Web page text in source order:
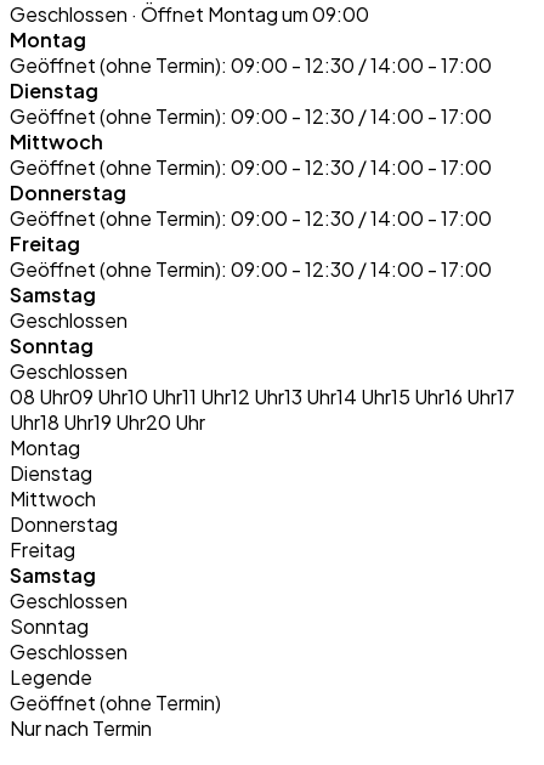
Geschlossen · Öffnet Montag um 09:00
Montag
Geöffnet (ohne Termin): 09:00 - 12:30 / 14:00 - 17:00
Dienstag
Geöffnet (ohne Termin): 09:00 - 12:30 / 14:00 - 17:00
Mittwoch
Geöffnet (ohne Termin): 09:00 - 12:30 / 14:00 - 17:00
Donnerstag
Geöffnet (ohne Termin): 09:00 - 12:30 / 14:00 - 17:00
Freitag
Geöffnet (ohne Termin): 09:00 - 12:30 / 14:00 - 17:00
Samstag
Geschlossen
Sonntag
Geschlossen
08 Uhr09 Uhr10 Uhr11 Uhr12 Uhr13 Uhr14 Uhr15 Uhr16 Uhr17
Uhr18 Uhr19 Uhr20 Uhr
Montag
Dienstag
Mittwoch
Donnerstag
Freitag
Samstag
Geschlossen
Sonntag
Geschlossen
Legende
Geöffnet (ohne Termin)
Nur nach Termin